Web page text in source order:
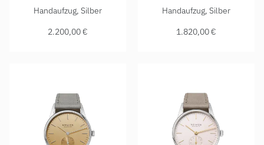
NOMOS Glashütte Orion, Ref: 309, Preis: 2.200,00 €
Handaufzug, Silber
2.200,00 €
NOMOS Glashütte Orion
Handaufzug, Silber
1.820,00 €